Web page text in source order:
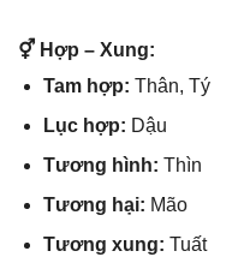
⚥ Hợp – Xung:
Tam hợp: Thân, Tý
Lục hợp: Dậu
Tươnɡ hình: Thìn
Tươnɡ hại: Mão
Tươnɡ xung: Tuất